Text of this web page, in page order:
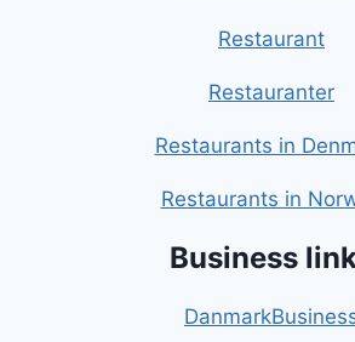
Restaurant
Restauranter
Restaurants in
Restaurants in
Business